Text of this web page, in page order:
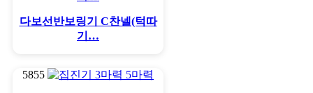
다보선반보링기 C찬넬(턱따
기…
5855